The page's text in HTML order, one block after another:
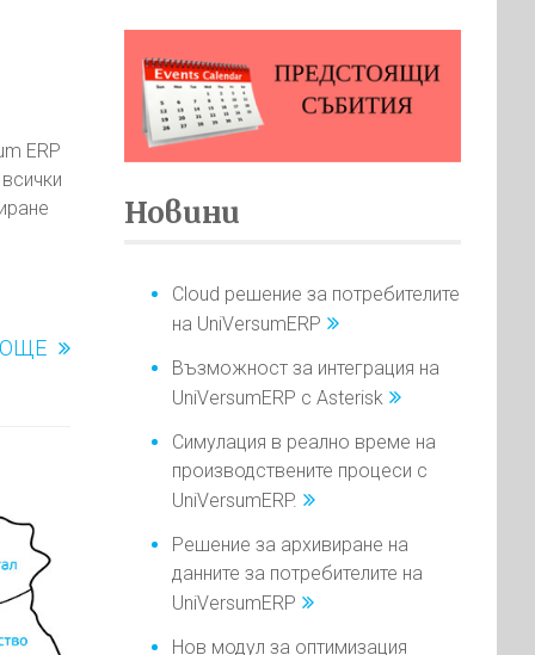
ERP
Новини
Cloud решение за потребителите
на UniVersumERP
Възможност за интеграция на
UniVersumERP с Asterisk
Симулация в реално време на
производствените процеси с
UniVersumERP.
Решение за архивиране на
данните за потребителите на
UniVersumERP
Нов модул за оптимизация